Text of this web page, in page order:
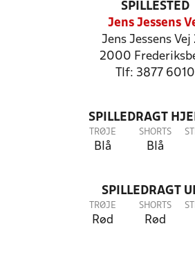
SPILLESTED
Jens Jessens
Jens Jessens Vej
2000
Tlf: 3877 6010
SPILLEDRAGT
TRØJE
Blå
SHORTS
Blå
SPILLEDRAGT
TRØJE
Rød
SHORTS
Rød